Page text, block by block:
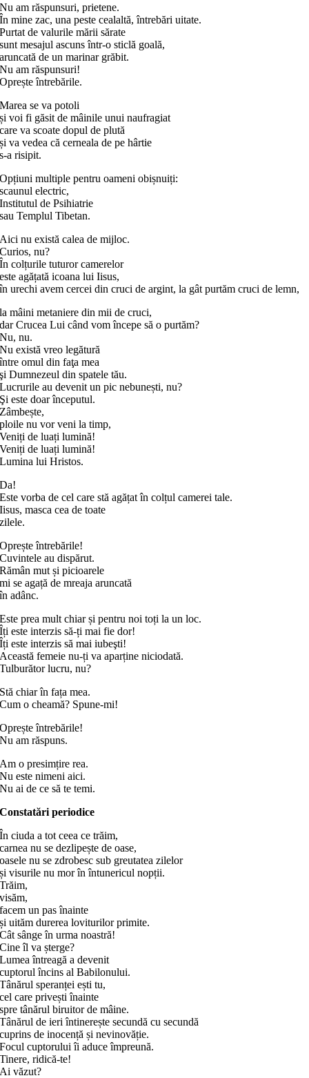
Nu am răspunsuri, prietene.
În mine zac, una peste cealaltă, întrebări uitate.
Purtat de valurile mării sărate
sunt mesajul ascuns într-o sticlă goală,
aruncată de un marinar grăbit.
Nu am răspunsuri!
Oprește întrebările.
Marea se va potoli
și voi fi găsit de mâinile unui naufragiat
care va scoate dopul de plută
și va vedea că cerneala de pe hârtie
s-a risipit.
Opțiuni multiple pentru oameni obișnuiți:
scaunul electric,
Institutul de Psihiatrie
sau Templul Tibetan.
Aici nu există calea de mijloc.
Curios, nu?
În colțurile tuturor camerelor
este agățată icoana lui Iisus,
în urechi avem cercei din cruci de argint, la gât purtăm cruci de lemn,
la mâini metaniere din mii de cruci,
dar Crucea Lui când vom începe să o purtăm?
Nu, nu.
Nu există vreo legătură
între omul din faţa mea
şi Dumnezeul din spatele tău.
Lucrurile au devenit un pic nebunești, nu?
Şi este doar începutul.
Zâmbește,
ploile nu vor veni la timp,
Veniți de luați lumină!
Veniți de luați lumină!
Lumina lui Hristos.
Da!
Este vorba de cel care stă agățat în colțul camerei tale.
Iisus, masca cea de toate
zilele.
Oprește întrebările!
Cuvintele au dispărut.
Rămân mut și picioarele
mi se agață de mreaja aruncată
în adânc.
Este prea mult chiar și pentru noi toți la un loc.
Îți este interzis să-ți mai fie dor!
Îți este interzis să mai iubeşti!
Această femeie nu-ți va aparține niciodată.
Tulburător lucru, nu?
Stă chiar în fața mea.
Cum o cheamă? Spune-mi!
Oprește întrebările!
Nu am răspuns.
Am o presimțire rea.
Nu este nimeni aici.
Nu ai de ce să te temi.
Constatări periodice
În ciuda a tot ceea ce trăim,
carnea nu se dezlipește de oase,
oasele nu se zdrobesc sub greutatea zilelor
și visurile nu mor în întunericul nopții.
Trăim,
visăm,
facem un pas înainte
și uităm durerea loviturilor primite.
Cât sânge în urma noastră!
Cine îl va șterge?
Lumea întreagă a devenit
cuptorul încins al Babilonului.
Tânărul speranței ești tu,
cel care privești înainte
spre tânărul biruitor de mâine.
Tânărul de ieri întinerește secundă cu secundă
cuprins de inocență și nevinovăție.
Focul cuptorului îi aduce împreună.
Tinere, ridică-te!
Ai văzut?